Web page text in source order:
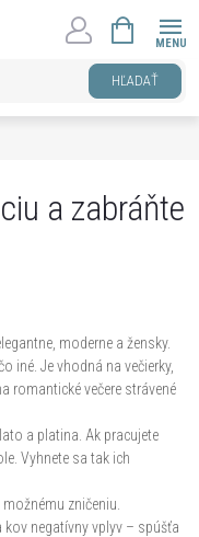
HĽADAŤ
KOŠÍK
a zabráňte
moderne a žensky.
iné. Je vhodná na večierky,
romantické večere strávené
a platina. Ak pracujete
Vyhnete sa tak ich
zničeniu.
kov negatívny vplyv – spúšťa